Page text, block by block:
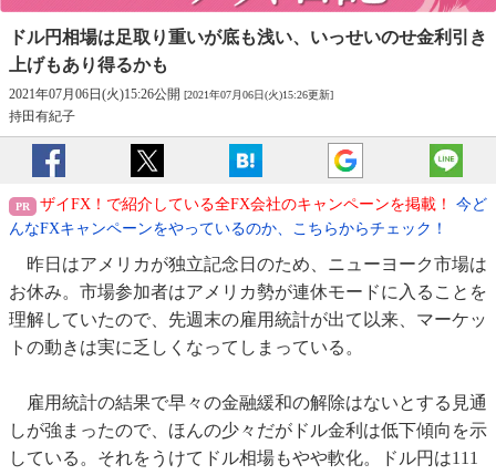
ドル円相場は足取り重いが底も浅い、 いっせいのせ金利引き
上げもあり得るかも
2021年07月06日(火)15:26公開 [2021年07月06日(火)15:26更新]
持田有紀子
ザイFX！で紹介している全FX会社のキャンペーンを掲載！
今ど
んなFXキャンペーンをやっているのか、こちらからチェック！
昨日はアメリカが独立記念日のため、ニューヨーク市場は
お休み。市場参加者はアメリカ勢が連休モードに入ることを
理解していたので、先週末の雇用統計が出て以来、マーケッ
トの動きは実に乏しくなってしまっている。
雇用統計の結果で早々の金融緩和の解除はないとする見通
しが強まったので、ほんの少々だがドル金利は低下傾向を示
している。それをうけてドル相場もやや軟化。ドル円は111